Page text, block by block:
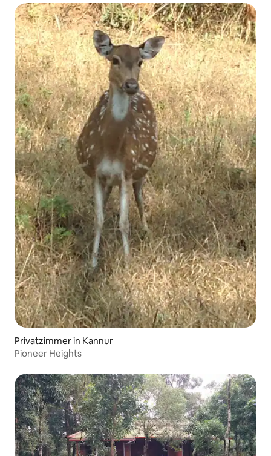
Privatzimmer in Kannur
Pioneer Heights